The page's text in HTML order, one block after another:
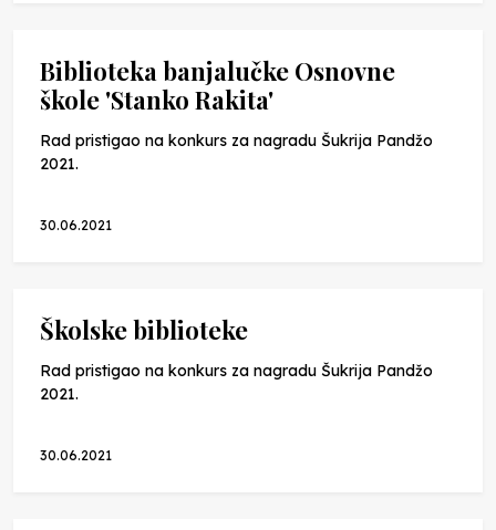
Biblioteka banjalučke Osnovne
škole 'Stanko Rakita'
Rad pristigao na konkurs za nagradu Šukrija Pandžo
2021.
30.06.2021
Školske biblioteke
Rad pristigao na konkurs za nagradu Šukrija Pandžo
2021.
30.06.2021